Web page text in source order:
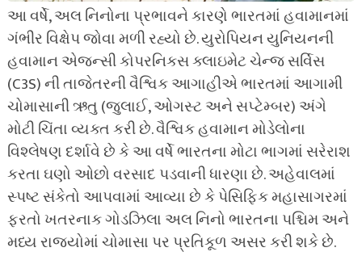
આ વર્ષે, અલ નિનોના પ્રભાવને કારણે ભારતમાં હવામાનમાં
ગંભીર વિક્ષેપ જોવા મળી રહ્યો છે. યુરોપિયન યુનિયનની
હવામાન એજન્સી કોપરનિકસ ક્લાઇમેટ ચેન્જ સર્વિસ
(C3S) ની તાજેતરની વૈશ્વિક આગાહીએ ભારતમાં આગામી
ચોમાસાની ઋતુ (જુલાઈ, ઓગસ્ટ અને સપ્ટેમ્બર) અંગે
મોટી ચિંતા વ્યક્ત કરી છે. વૈશ્વિક હવામાન મોડેલોના
વિશ્લેષણ દર્શાવે છે કે આ વર્ષે ભારતના મોટા ભાગમાં સરેરાશ
કરતા ઘણો ઓછો વરસાદ પડવાની ધારણા છે. અહેવાલમાં
સ્પષ્ટ સંકેતો આપવામાં આવ્યા છે કે પેસિફિક મહાસાગરમાં
ફરતો ખતરનાક ગોડઝિલા અલ નિનો ભારતના પશ્ચિમ અને
મધ્ય રાજ્યોમાં ચોમાસા પર પ્રતિકૂળ અસર કરી શકે છે.